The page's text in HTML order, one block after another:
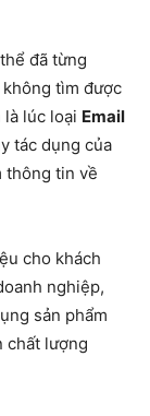
đã từng
tìm được
lúc loại Email
tác dụng của
thông tin về
cho khách
nghiệp,
sản phẩm
chất lượng